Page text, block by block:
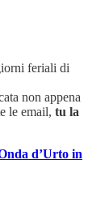
feriali di
non appena
le email, tu la
d’Urto in